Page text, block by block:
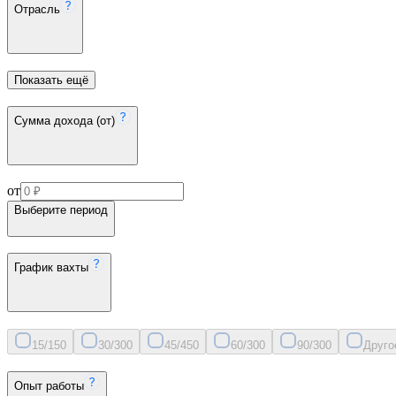
Отрасль
Показать ещё
Сумма дохода (от)
от
Выберите период
График вахты
15/150 30/300 45/450 60/300 90/300
Опыт работы